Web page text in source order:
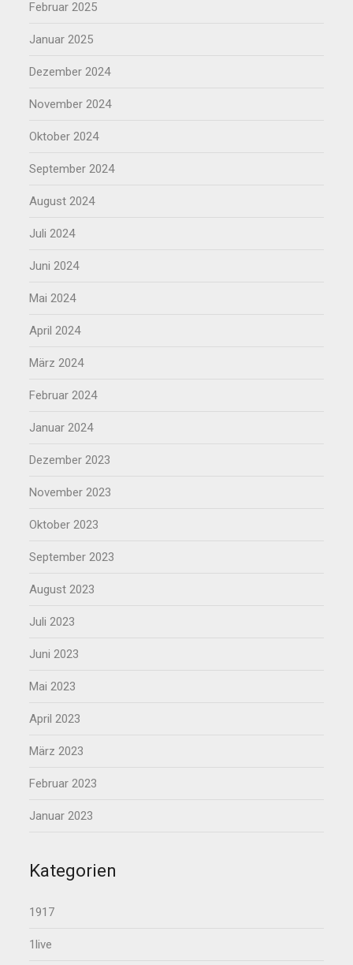
Februar 2025
Januar 2025
Dezember 2024
November 2024
Oktober 2024
September 2024
August 2024
Juli 2024
Juni 2024
Mai 2024
April 2024
März 2024
Februar 2024
Januar 2024
Dezember 2023
November 2023
Oktober 2023
September 2023
August 2023
Juli 2023
Juni 2023
Mai 2023
April 2023
März 2023
Februar 2023
Januar 2023
Kategorien
1917
1live